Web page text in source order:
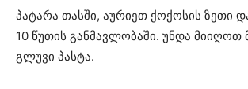
პატარა თასში, აურიეთ ქოქოსის ზეთი
10 წუთის განმავლობაში. უნდა მიიღოთ
გლუვი პასტა.